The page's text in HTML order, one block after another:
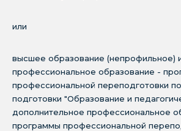
или
высшее образование (непрофильное)
профессиональное образование -
профессиональной переподготовки
подготовки "Образование и
дополнительное профессиональное
программы профессиональной